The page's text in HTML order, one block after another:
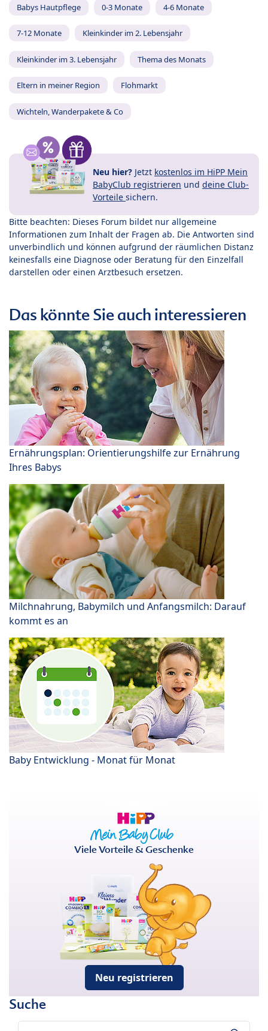
Babys Hautpflege 0-3 Monate 4-6 Monate
7-12 Monate Kleinkinder im 2. Lebensjahr
Kleinkinder im 3. Lebensjahr Thema des Monats
Eltern in meiner Region Flohmarkt
Wichteln, Wanderpakete & Co
Neu hier? Jetzt kostenlos im HiPP Mein
BabyClub registrieren und deine Club-
Vorteile sichern.
Bitte beachten: Dieses Forum bildet nur allgemeine
Informationen zum Inhalt der Fragen ab. Die Antworten sind
unverbindlich und können aufgrund der räumlichen Distanz
keinesfalls eine Diagnose oder Beratung für den Einzelfall
darstellen oder einen Arztbesuch ersetzen.
Das könnte Sie auch interessieren
Ernährungsplan: Orientierungshilfe zur Ernährung
Ihres Babys
Milchnahrung, Babymilch und Anfangsmilch: Darauf
kommt es an
Baby Entwicklung - Monat für Monat
Viele Vorteile & Geschenke
Neu registrieren
Suche